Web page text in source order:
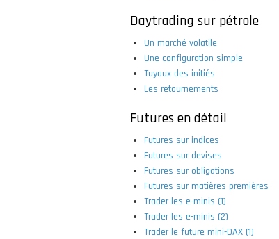
Daytrading sur pétrole
Un marché volatile
Une configuration simple
Tuyaux des initiés
Les retournements
Futures en détail
Futures sur indices
Futures sur devises
Futures sur obligations
Futures sur matières premières
Trader les e-minis (1)
Trader les e-minis (2)
Trader le future mini-DAX (1)